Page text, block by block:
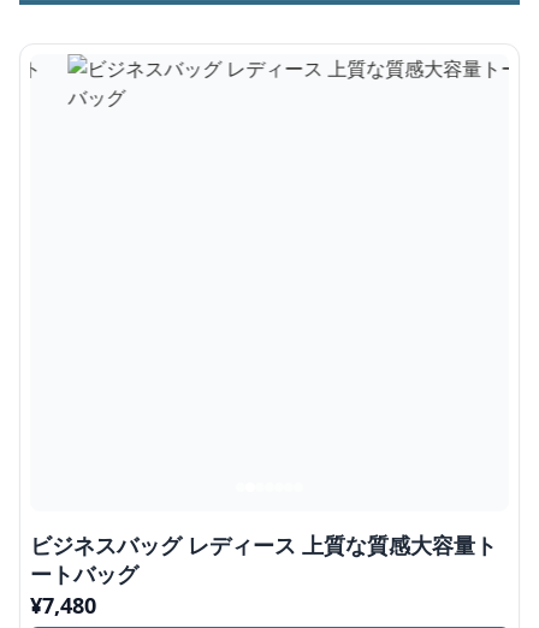
ビジネスバッグ レディース 上質な質感大容量ト
ートバッグ
¥7,480